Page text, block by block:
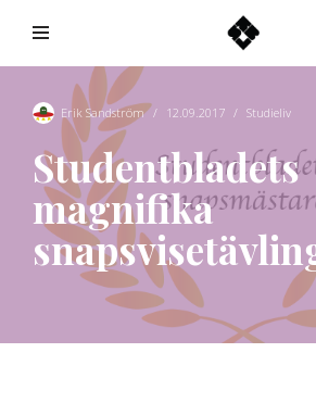
innehållErik Sandström 12.09.2017 Studieliv
Studentbladets
magnifika